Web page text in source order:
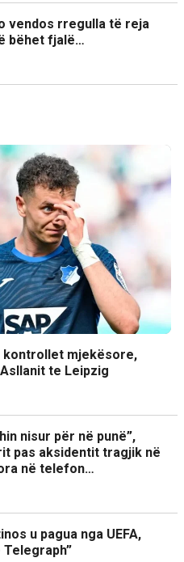
vendos rregulla të reja
bëhet fjalë…
kontrollet mjekësore,
te Leipzig
nisur për në punë”,
pas aksidentit tragjik në
në telefon…
u pagua nga UEFA,